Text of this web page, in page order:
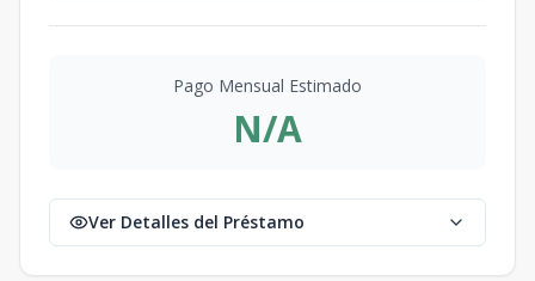
Pago Mensual Estimado
N/A
Ver Detalles del Préstamo